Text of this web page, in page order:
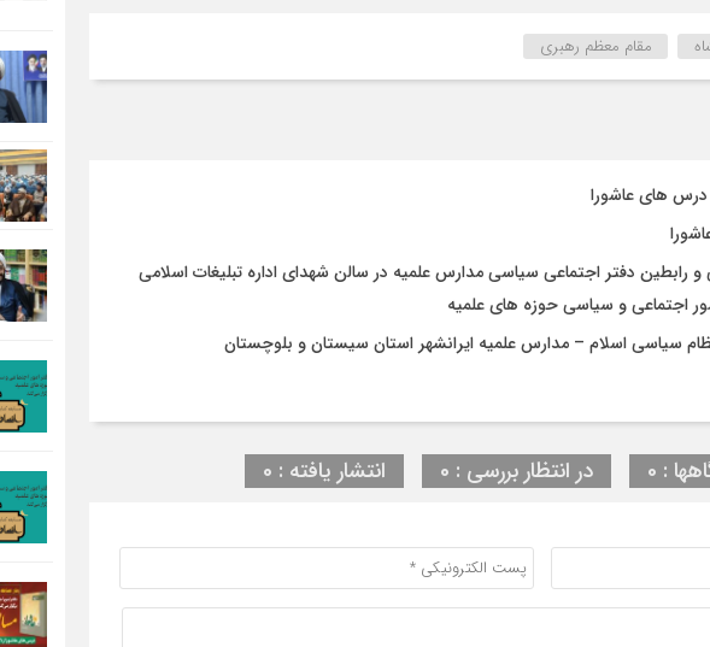
مقام معظم رهبری
درس های عاشورا
رابطین دفتر اجتماعی سیاسی مدارس علمیه در سالن شهدای اداره تبلیغات اسلامی
اجتماعی و سیاسی حوزه های علمیه
سیاسی اسلام – مدارس علمیه ایرانشهر استان سیستان و بلوچستان
: 0 در انتظار بررسی : 0 انتشار یافته : 0